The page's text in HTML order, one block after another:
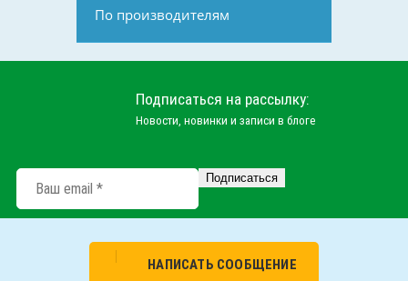
По производителям
Подписаться на рассылку:
Новости, новинки и записи в блоге
НАПИСАТЬ СООБЩЕНИЕ